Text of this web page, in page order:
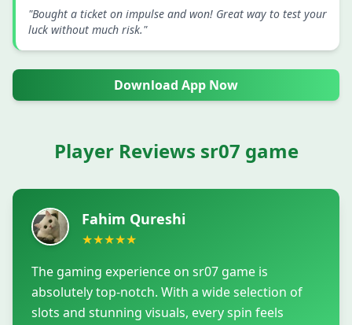
"Bought a ticket on impulse and won! Great way to test your
luck without much risk."
Download App Now
Player Reviews sr07 game
Fahim Qureshi
★★★★★
The gaming experience on sr07 game is
absolutely top-notch. With a wide selection of
slots and stunning visuals, every spin feels